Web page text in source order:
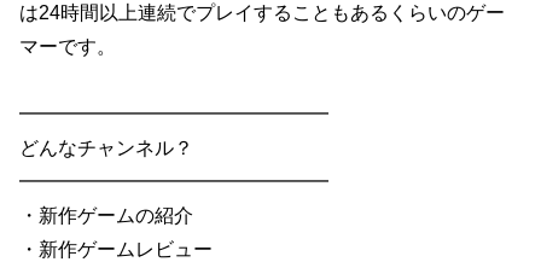
は24時間以上連続でプレイすることもあるくらいのゲー
マーです。
━━━━━━━━━━━━━━━━
どんなチャンネル？
━━━━━━━━━━━━━━━━
・新作ゲームの紹介
・新作ゲームレビュー